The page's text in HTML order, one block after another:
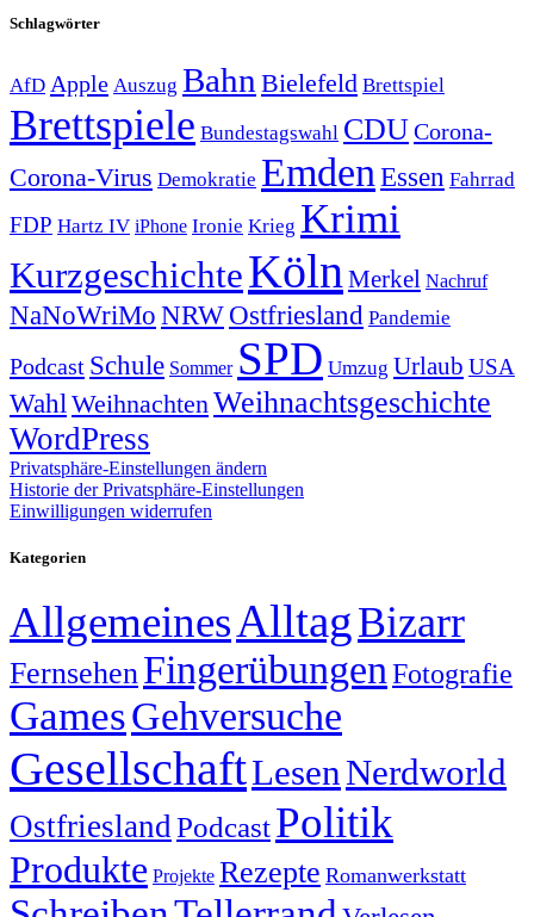
Schlagwörter
AfD Apple Auszug Bahn Bielefeld Brettspiel
Brettspiele Bundestagswahl CDUCorona-
Corona-Virus Demokratie Emden Essen Fahrrad
FDP Hartz IV iPhone Ironie Krieg Krimi
KurzgeschichteKöln Merkel Nachruf
NaNoWriMo NRWOstfriesland Pandemie
Podcast Schule Sommer SPD Umzug Urlaub USA
Wahl Weihnachten Weihnachtsgeschichte
WordPress
Privatsphäre-Einstellungen ändern
Historie der Privatsphäre-Einstellungen
Einwilligungen widerrufen
Kategorien
AllgemeinesAlltagBizarr
FernsehenFingerübungen Fotografie
GamesGehversuche
GesellschaftLesen Nerdworld
Ostfriesland PodcastPolitik
Produkte Projekte Rezepte Romanwerkstatt